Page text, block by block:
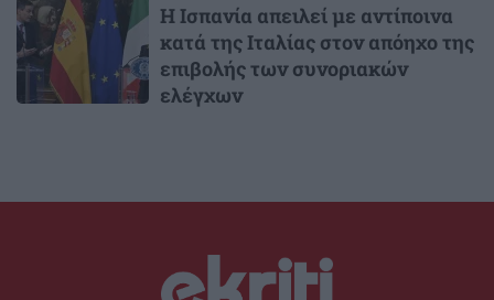
Η Ισπανία απειλεί με αντίποινα
κατά της Ιταλίας στον απόηχο της
επιβολής των συνοριακών
ελέγχων